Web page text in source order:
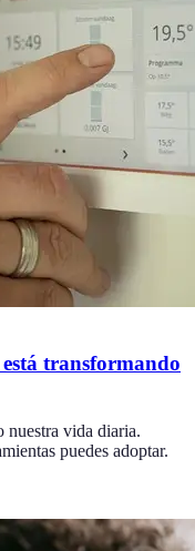
transformando
nuestra vida diaria.
puedes adoptar.